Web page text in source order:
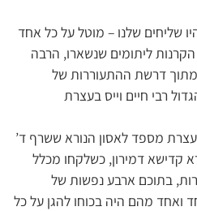
שליחים שלנו – מוטל על כל אחד
ליתומים שנשארו, הרבה
מתוך דרשת ההתעוררות של
רבי חיים וייס בעצרת
מספד לאסון הנורא ששרף ד’
קדישא דמירון, כשלקחו מכלל
בתוכם ארבע נפשות של
ואחד מהם היה בכוחו להגן על כל